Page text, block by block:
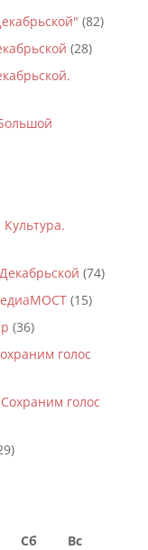
(82)
(28)
(74)
(15)
(36)
голос
голос
Сб
Вс